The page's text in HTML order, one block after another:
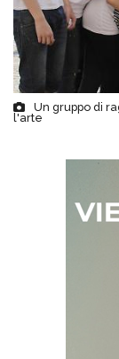
Un gruppo di
l'arte